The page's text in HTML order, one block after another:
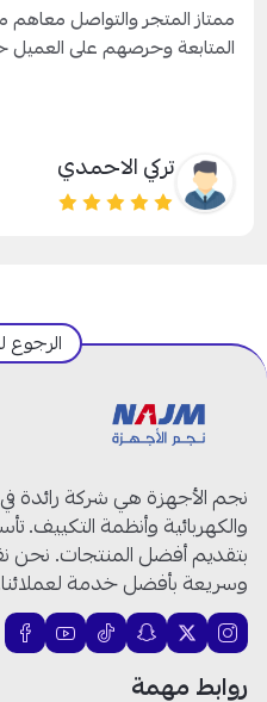
ممتاز المتجر والتواصل
المتابعة وحرصهم على
تركي الاحمدي
الرجوع
نجم الأجهزة هي شركة رائدة
بتقديم أفضل المنتجات.
وسريعة بأفضل خدمة
روابط مهمة